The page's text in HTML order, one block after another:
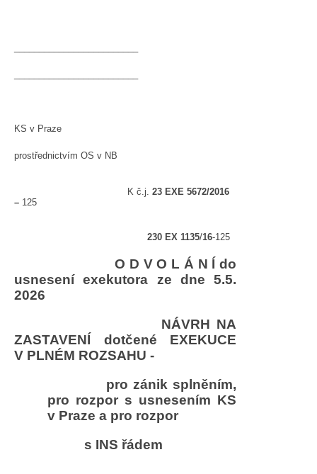
KS v Praze
prostřednictvím OS v NB
K č.j. 23 EXE 5672/2016
– 125
230 EX 1135/16-125
O D V O L Á N Í do
usnesení exekutora ze dne 5.5.
2026
NÁVRH NA
ZASTAVENÍ dotčené EXEKUCE
V PLNÉM ROZSAHU -
pro zánik splněním,
pro rozpor s usnesením KS
v Praze a pro rozpor
s INS řádem